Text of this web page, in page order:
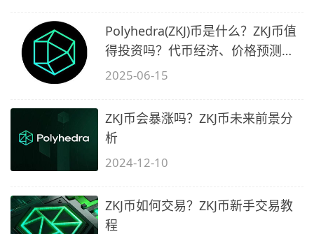
Polyhedra(ZKJ)币是什么？ZKJ币值
得投资吗？代币经济、价格预测、
价格
2025-06-15
ZKJ币会暴涨吗？ZKJ币未来前景分
析
2024-12-10
ZKJ币如何交易？ZKJ币新手交易教
程